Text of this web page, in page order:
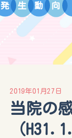
発 生 動 向
2019年01月27日
当院の
（